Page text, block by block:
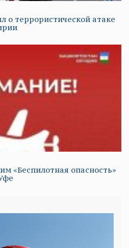
о террористической атаке
«Беспилотная опасность»